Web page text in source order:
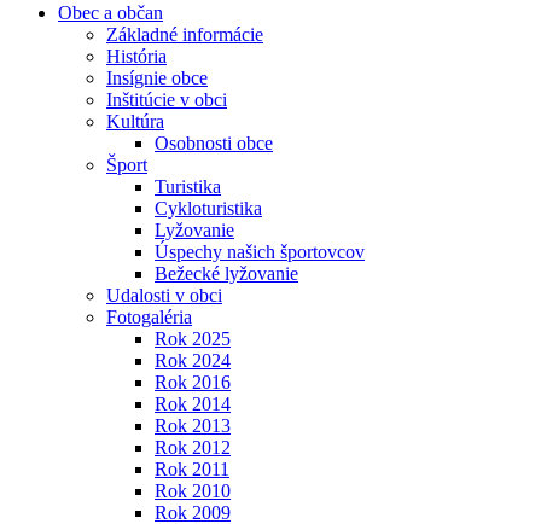
Obec a občan
Základné informácie
História
Insígnie obce
Inštitúcie v obci
Kultúra
Osobnosti obce
Šport
Turistika
Cykloturistika
Lyžovanie
Úspechy našich športovcov
Bežecké lyžovanie
Udalosti v obci
Fotogaléria
Rok 2025
Rok 2024
Rok 2016
Rok 2014
Rok 2013
Rok 2012
Rok 2011
Rok 2010
Rok 2009